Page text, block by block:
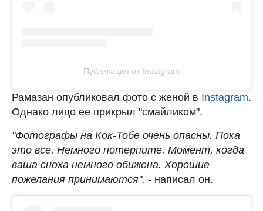
Публикация от Instagram
Рамазан опубликовал фото с женой в Instagram.
Однако лицо ее прикрыл "смайликом".
"Фотографы на Кок-Тобе очень опасны. Пока
это все. Немного потерпите. Момент, когда
ваша сноха немного обижена. Хорошие
пожелания принимаются", - написал он.